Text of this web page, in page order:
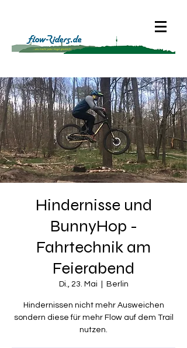
Hindernisse und
BunnyHop -
Fahrtechnik am
Feierabend
Di., 23. Mai Berlin
Hindernissen nicht mehr Ausweichen
sondern diese für mehr Flow auf dem Trail
nutzen.